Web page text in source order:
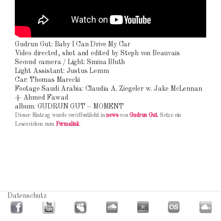
Gudrun Gut: Baby I Can Drive My Car
Video directed, shot and edited by Steph von Beauvais
Second camera / Light: Smina Bluth
Light Assistant: Justus Lemm
Car: Thomas Marecki
Footage Saudi Arabia: Claudia A. Ziegeler w. Jake McLennan
+ Ahmed Fawad
album: GUDRUN GUT – MOMENT
Dieser Eintrag wurde veröffentlicht innewsvon Gudrun Gut. Setze ein
Lesezeichen zum Permalink.
Datenschutz